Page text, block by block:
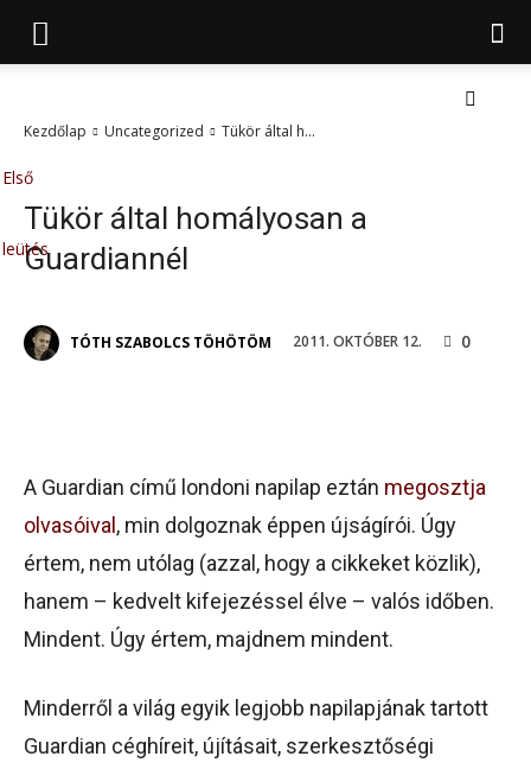
Első
leütés
Kezdőlap Uncategorized Tükör által h...
Tükör által homályosan a
Guardiannél
TÓTH SZABOLCS TÖHÖTÖM 2011. OKTÓBER 12. 0
A Guardian című londoni napilap eztán megosztja
olvasóival , min dolgoznak éppen újságírói. Úgy
értem, nem utólag (azzal, hogy a cikkeket közlik),
hanem – kedvelt kifejezéssel élve – valós időben.
Mindent. Úgy értem, majdnem mindent.
Minderről a világ egyik legjobb napilapjának tartott
Guardian céghíreit, újításait, szerkesztőségi